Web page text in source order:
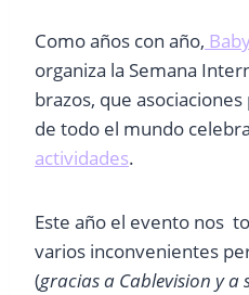
Como años con año,
organiza la Semana
brazos, que
de todo el mundo
actividades.
Este año el evento nos
varios inconvenientes
(gracias a Cablevision y a